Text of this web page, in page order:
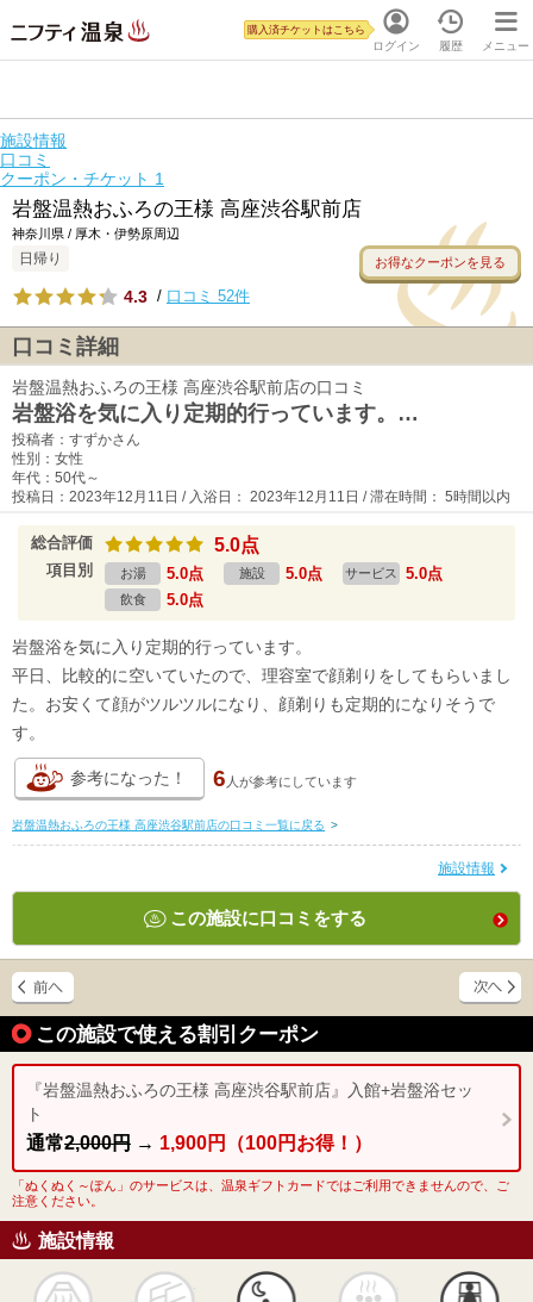
ログイン
購入済チケットはこちら
履歴 メニュー
施設情報
口コミ
クーポン・チケット 1
岩盤温熱おふろの王様 高座渋谷駅前店
神奈川県 / 厚木・伊勢原周辺
日帰り お得なクーポンを見る
4.3 / 口コミ 52件
口コミ詳細
岩盤温熱おふろの王様 高座渋谷駅前店の口コミ
岩盤浴を気に入り定期的行っています。…
投稿者：すずかさん
性別：女性
年代：50代～
投稿日：2023年12月11日 / 入浴日： 2023年12月11日 / 滞在時間： 5時間以内
総合評価 5.0点
項目別 お湯 5.0点 施設 5.0点 サービス 5.0点
飲食 5.0点
岩盤浴を気に入り定期的行っています。
平日、比較的に空いていたので、理容室で顔剃りをしてもらいまし
た。お安くて顔がツルツルになり、顔剃りも定期的になりそうで
す。
参考になった！ 6 人が参考にしています
岩盤温熱おふろの王様 高座渋谷駅前店の口コミ一覧に戻る >
施設情報
この施設に口コミをする
この施設で使える割引クーポン
『岩盤温熱おふろの王様 高座渋谷駅前店』入館+岩盤浴セッ
ト
通常2,000円 → 1,900円（100円お得！）
「ぬくぬく～ぽん」のサービスは、温泉ギフトカードではご利用できませんので、ご
注意ください。
施設情報
かけ流し 露天風呂 貸切風呂